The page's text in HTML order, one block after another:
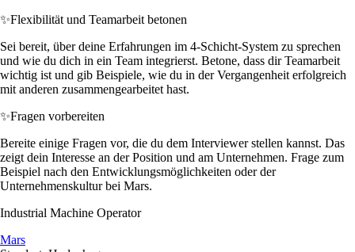
✨Flexibilität und Teamarbeit betonen
Sei bereit, über deine Erfahrungen im 4-Schicht-System zu sprechen
und wie du dich in ein Team integrierst. Betone, dass dir Teamarbeit
wichtig ist und gib Beispiele, wie du in der Vergangenheit erfolgreich
mit anderen zusammengearbeitet hast.
✨Fragen vorbereiten
Bereite einige Fragen vor, die du dem Interviewer stellen kannst. Das
zeigt dein Interesse an der Position und am Unternehmen. Frage zum
Beispiel nach den Entwicklungsmöglichkeiten oder der
Unternehmenskultur bei Mars.
Industrial Machine Operator
Mars